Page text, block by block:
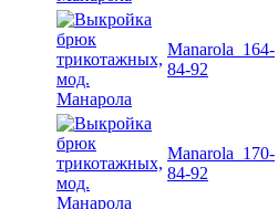
Manarola_164-
84-92
Manarola_170-
84-92